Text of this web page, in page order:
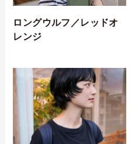
ロングウルフ／レッドオ
レンジ